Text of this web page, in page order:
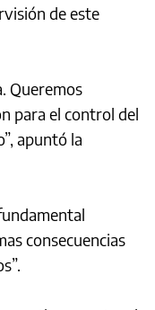
de este
Queremos
para el control del
apuntó la
consecuencias